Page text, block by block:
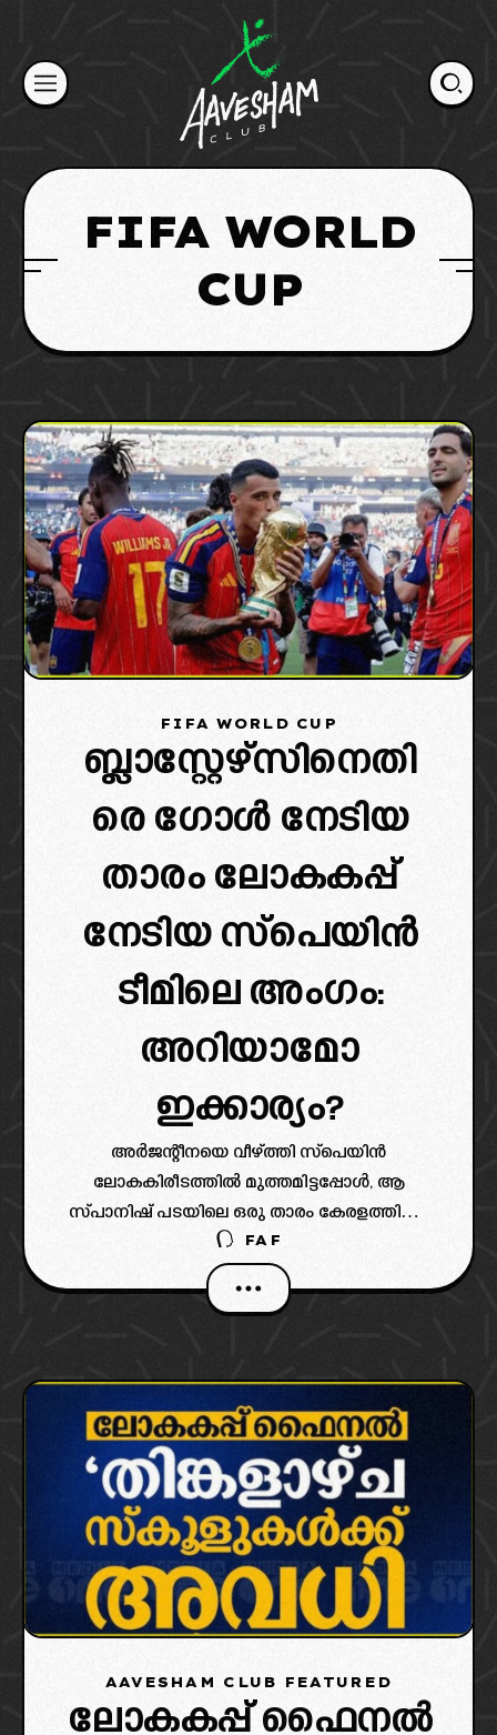
content
FIFA WORLD
CUP
FIFA WORLD CUP
ബ്ലാസ്റ്റേഴ്സിനെതി
രെ ഗോൾ നേടിയ
താരം ലോകകപ്പ്
നേടിയ സ്പെയിൻ
ടീമിലെ അംഗം:
അറിയാമോ
ഇക്കാര്യം?
അർജന്റീനയെ വീഴ്ത്തി സ്പെയിൻ
ലോകകിരീടത്തിൽ മുത്തമിട്ടപ്പോൾ, ആ
സ്പാനിഷ് പടയിലെ ഒരു താരം കേരളത്തിന്റെ
സ്വന്തം കൊച്ചിയിൽ വന്ന് കേരളാ
ബ്ലാസ്റ്റേഴ്സിനെതിരെ പന്ത് തട്ടിയിട്ടുണ്ട്!
FAF
AAVESHAM CLUB FEATURED
ലോകകപ്പ് ഫൈനൽ